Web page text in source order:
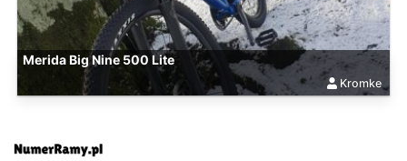
Merida Big Nine 500 Lite
Kromke